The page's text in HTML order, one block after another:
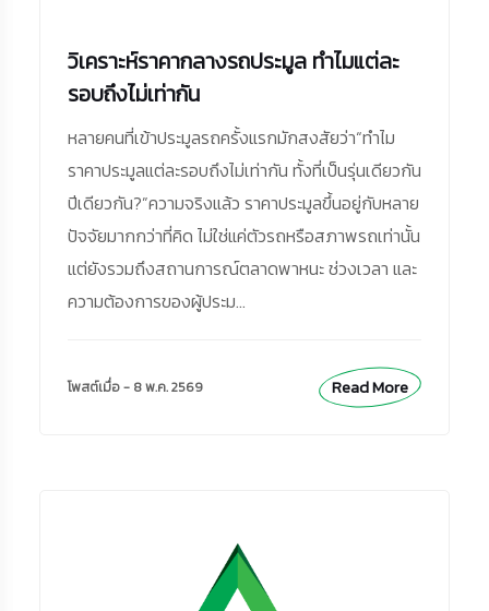
วิเคราะห์ราคากลางรถประมูล ทำไมแต่ละ
รอบถึงไม่เท่ากัน
หลายคนที่เข้าประมูลรถครั้งแรกมักสงสัยว่า“ทำไม
ราคาประมูลแต่ละรอบถึงไม่เท่ากัน ทั้งที่เป็นรุ่นเดียวกัน
ปีเดียวกัน?”ความจริงแล้ว ราคาประมูลขึ้นอยู่กับหลาย
ปัจจัยมากกว่าที่คิด ไม่ใช่แค่ตัวรถหรือสภาพรถเท่านั้น
แต่ยังรวมถึงสถานการณ์ตลาดพาหนะ ช่วงเวลา และ
ความต้องการของผู้ประม...
โพสต์เมื่อ - 8 พ.ค. 2569 Read More